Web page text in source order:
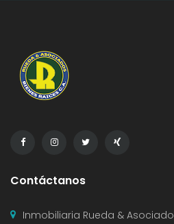
Contáctanos
Inmobiliaria Rueda &